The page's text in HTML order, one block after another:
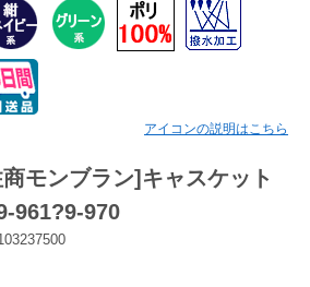
ページ
アイコンの説明はこちら
商モンブラン]キャスケット
961?9-970